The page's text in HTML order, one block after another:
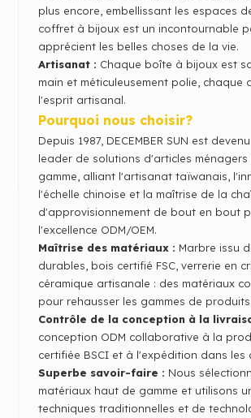
plus encore, embellissant les espaces
coffret à bijoux est un incontournable
apprécient les belles choses de la vie.
Artisanat : Chaque boîte à bijoux est
main et méticuleusement polie, chaque
l'esprit artisanal.
Pourquoi nous choisir?
Depuis 1987, DECEMBER SUN est
leader de solutions d'articles ménagers
gamme, alliant l'artisanat taïwanais,
l'échelle chinoise et la maîtrise de la
d'approvisionnement de bout en bout
l'excellence ODM/OEM.
Maîtrise des matériaux : Marbre issu
durables, bois certifié FSC, verrerie en
céramique artisanale : des matériaux
pour rehausser les gammes de produits.
Contrôle de la conception à la
conception ODM collaborative à la
certifiée BSCI et à l'expédition dans les
Superbe savoir-faire : Nous
matériaux haut de gamme et utilisons
techniques traditionnelles et de